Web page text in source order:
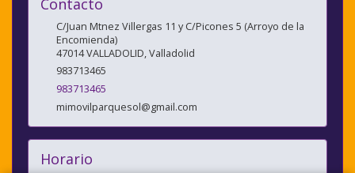
C/Juan Mtnez Villergas 11 y C/Picones 5 (Arroyo de la
Encomienda)
47014VALLADOLID,Valladolid
983713465
983713465
mimovilparquesol@gmail.com
Horario